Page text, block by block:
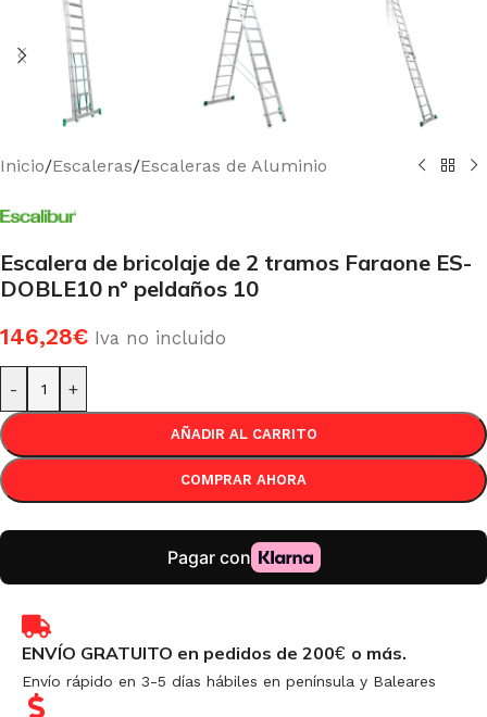
Inicio/Escaleras/Escaleras de Aluminio
Escalera de bricolaje de 2 tramos Faraone ES-
DOBLE10 n° peldaños 10
146,28€ Iva no incluido
- +
AÑADIR AL CARRITO
COMPRAR AHORA
ENVÍO GRATUITO en pedidos de 200€ o más.
Envío rápido en 3-5 días hábiles en península y Baleares